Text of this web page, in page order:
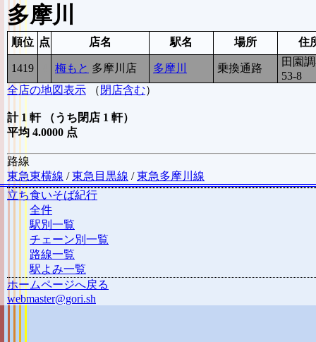
多摩川
順位 点 店名 駅名 場所 住
1419 梅もと 多摩川店 多摩川 乗換通路
田園
53-8
全店の地図表示 （ 閉店含む）
計 1 軒 （うち閉店 1 軒）
平均 4.0000 点
路線
東急東横線 /東急目黒線 /東急多摩川線
立ち食いそば紀行
全件
駅別一覧
チェーン別一覧
路線一覧
駅よみ一覧
ホームページへ戻る
webmaster@gori.sh